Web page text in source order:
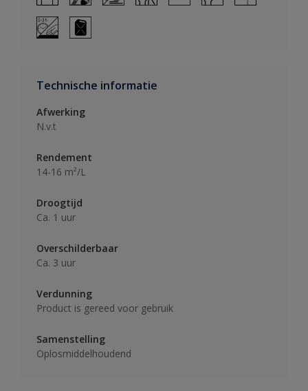
Technische informatie
Afwerking
N.v.t
Rendement
14-16 m²/L
Droogtijd
Ca. 1 uur
Overschilderbaar
Ca. 3 uur
Verdunning
Product is gereed voor gebruik
Samenstelling
Oplosmiddelhoudend